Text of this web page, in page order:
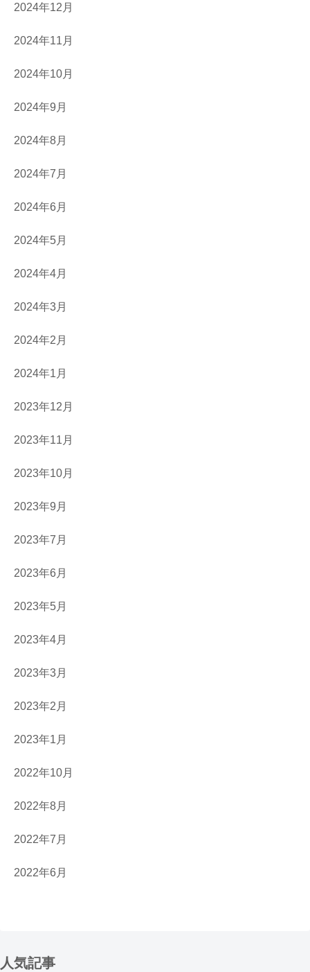
2024年12月
2024年11月
2024年10月
2024年9月
2024年8月
2024年7月
2024年6月
2024年5月
2024年4月
2024年3月
2024年2月
2024年1月
2023年12月
2023年11月
2023年10月
2023年9月
2023年7月
2023年6月
2023年5月
2023年4月
2023年3月
2023年2月
2023年1月
2022年10月
2022年8月
2022年7月
2022年6月
人気記事